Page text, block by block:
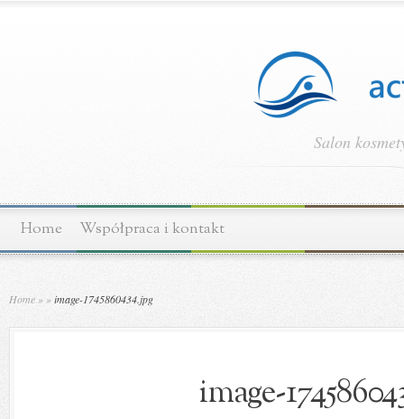
Salon
Home Współpraca i kontakt
Home » »image-1745860434.jpg
image-